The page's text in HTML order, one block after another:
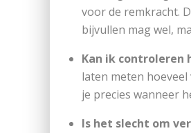
voor de remkracht.
bijvullen mag wel,
Kan ik controleren
laten meten
je precies wanneer
Is het slecht om